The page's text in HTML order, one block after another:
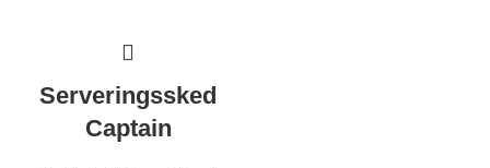
Serveringssked
Captain